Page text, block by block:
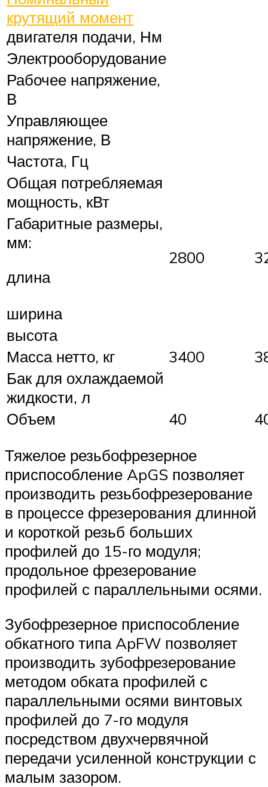
крутящий момент
двигателя подачи, Нм
Электрооборудование
Рабочее напряжение,
В
Управляющее
напряжение, В
Частота, Гц
Общая потребляемая
мощность, кВт
Габаритные размеры,
мм:
длина
2800
ширина
высота
Масса нетто, кг
3400
Бак для охлаждаемой
жидкости, л
Объем
40
Тяжелое резьбофрезерное
приспособление ApGS позволяет
производить резьбофрезерование
в процессе фрезерования длинной
и короткой резьб больших
профилей до 15-го модуля;
продольное фрезерование
профилей с параллельными осями.
Зубофрезерное приспособление
обкатного типа ApFW позволяет
производить зубофрезерование
методом обката профилей с
параллельными осями винтовых
профилей до 7-го модуля
посредством двухчервячной
передачи усиленной конструкции с
малым зазором.